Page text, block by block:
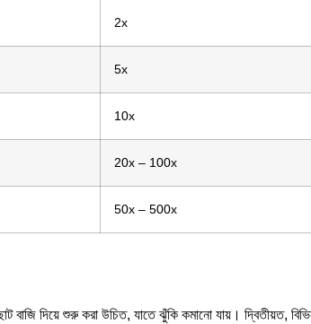
2x
5x
10x
20x – 100x
50x – 500x
দিয়ে শুরু করা উচিত, যাতে ঝুঁকি কমানো যায়। দ্বিতীয়ত,